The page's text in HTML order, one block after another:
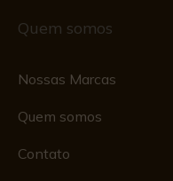
Quem somos
Nossas Marcas
Quem somos
Contato